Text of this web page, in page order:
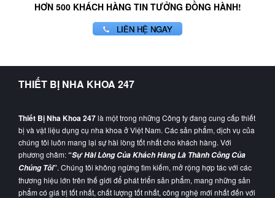
HƠN 500 KHÁCH HÀNG TIN TƯỞNG ĐỒNG HÀNH!
LIÊN HỆ NGAY
THIẾT BỊ NHA KHOA 247
Thiết Bị Nha Khoa 247là một trong những Công ty đang cung cấp thiết
bị và vật liệu dụng cụ nha khoa ở Việt Nam. Các sản phẩm, dịch vụ của
chúng tôi luôn mang lại sự hài lòng tốt nhất cho khách hàng. Với
phương châm:“Sự Hài Lòng Của Khách Hàng Là Thành Công Của
Chúng Tôi”. Chúng tôi không ngừng tìm kiếm, mở rộng hợp tác với các
thương hiệu lớn trên thế giới để phát triển sản phẩm, mang những sản
phẩm có giá trị tốt nhất, chất lượng tốt nhất, công nghệ mới nhất đến với